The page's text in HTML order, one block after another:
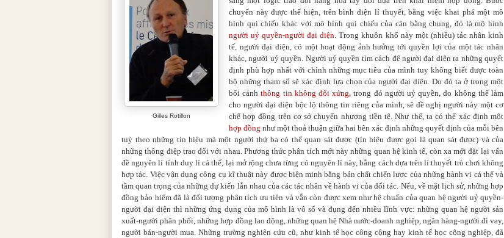
Gilles Rotillon
chuyển này được thể hiện, trên bình diện lí thuyết, bằng việc khai phá một mô
hình qui chiếu khác với mô hình qui chiếu của cân bằng chung, đó là mô hình
người uỷ quyền-người đại diện . Trong khuôn khổ này một (nhiều) tác nhân kinh
tế, người đại diện, có một hoạt động ảnh hưởng tới quyền lợi của một tác nhân
khác, người uỷ quyền. Người uỷ quyền tìm cách để người đại diện ra những quyết
định phù hợp nhất với chính những mục tiêu của mình tuy không biết được toàn
bộ những tham số sẽ xác định lựa chọn của người đại diện. Do đó ta ở trong một
bối cảnhthông tin không đối xứng , trong đó người uỷ quyền, do không thể làm
cho người đại diện bộc lộ thông tin riêng của mình, sẽ đề nghị người này một cơ
chế hợp đồng trên cơ sở chuyển nhượng tiền tệ. Như thế, ta có thể xác định một
hợp đồng như một thoả thuận giữa hai bên xác định những quyết định của mỗi bên
tuỳ theo những tín hiệu mà một người thứ ba có thể quan sát được (tín hiệu được gọi là quan sát được) và của
những thông điệp trao đổi với nhau. Phương thức phân tích mới này những quan hệ kinh tế, còn xa mới đặt lại vấn
đề nguyên lí tính duy lí cá thể, lại mở rộng chưa từng có nguyên lí này, bằng cách dựa trên lí thuyết trò chơi không
hợp tác. Việc vận dụng công cụ kĩ thuật này được biện minh bằng bản chất chiến lược của những hành vi cá thể và
tầm quan trọng của những dự kiến lẫn nhau của các tác nhân về hành vi của đối tác. Nếu, về mặt lịch sử, những hợp
đồng bảo hiểm đã là đối tượng phân tích ưu tiên và vẫn còn được xem như hệ chuẩn của quan hệ người uỷ quyền-
người đại diện thì những ứng dụng của mô hình là vô số và đụng đến nhiều lĩnh vực: những quan hệ người sản
xuất-người phân phối, những hợp đồng lao động, những quan hệ Nhà nước-doanh nghiệp, ngân hàng-người đi vay,
người bán-người mua. Những trường nghiên cứu cũ, như kinh tế học công cộng hay kinh tế học công nghiệp, đã